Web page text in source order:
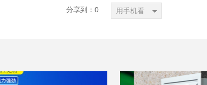
分享到： 0 用手机看